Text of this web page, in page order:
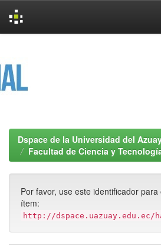
Dspace de la Universidad del
Facultad de Ciencia y
Por favor, use este identificador
ítem:
http://dspace.uazuay.edu.ec/